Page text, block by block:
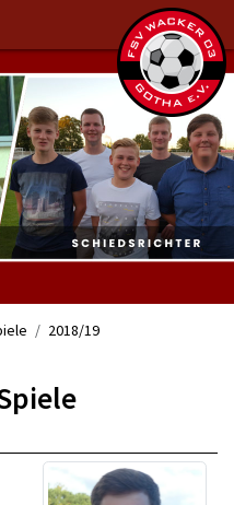
2018/19